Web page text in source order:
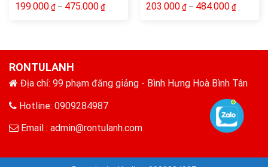
199.000 ₫– 475.000 ₫ 203.000 ₫– 484.000 ₫
RONTULANH
Địa chỉ: 99 phạm đăng giảng - Bình Hưng Hoà Bình Tân
Hotline: 0909284987
Email : admin@rontulanh.com